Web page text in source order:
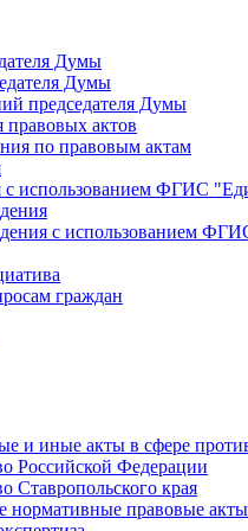
Думы
Думы
председателя Думы
актов
по правовым актам
использованием ФГИС
с использованием
граждан
и иные акты в сфере
Российской Федерации
Ставропольского края
правовые акты